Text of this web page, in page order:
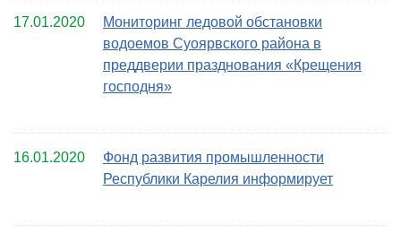
17.01.2020
Мониторинг ледовой обстановки
водоемов Суоярвского района в
преддверии празднования «Крещения
господня»
16.01.2020
Фонд развития промышленности
Республики Карелия информирует